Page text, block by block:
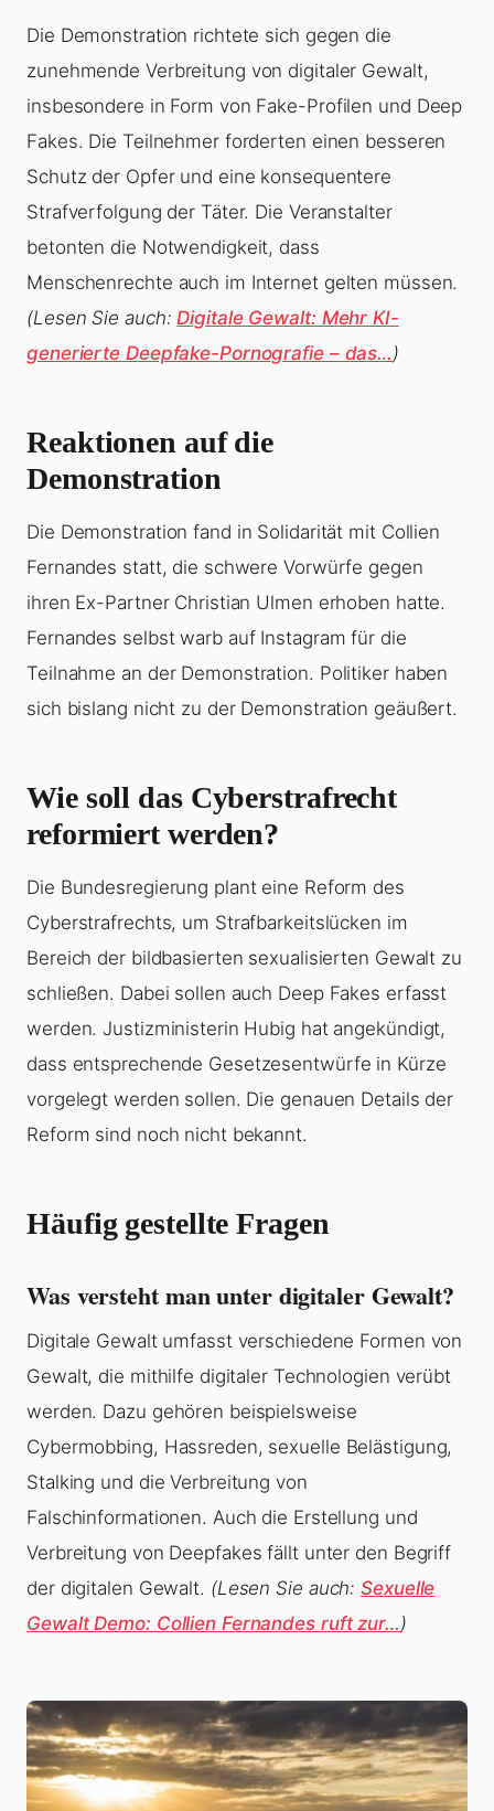
Die Demonstration richtete sich gegen die
zunehmende Verbreitung von digitaler Gewalt,
insbesondere in Form von Fake-Profilen und Deep
Fakes. Die Teilnehmer forderten einen besseren
Schutz der Opfer und eine konsequentere
Strafverfolgung der Täter. Die Veranstalter
betonten die Notwendigkeit, dass
Menschenrechte auch im Internet gelten müssen.
(Lesen Sie auch:Digitale Gewalt: Mehr KI-
generierte Deepfake-Pornografie – das… )
Reaktionen auf die
Demonstration
Die Demonstration fand in Solidarität mit Collien
Fernandes statt, die schwere Vorwürfe gegen
ihren Ex-Partner Christian Ulmen erhoben hatte.
Fernandes selbst warb auf Instagram für die
Teilnahme an der Demonstration. Politiker haben
sich bislang nicht zu der Demonstration geäußert.
Wie soll das Cyberstrafrecht
reformiert werden?
Die Bundesregierung plant eine Reform des
Cyberstrafrechts, um Strafbarkeitslücken im
Bereich der bildbasierten sexualisierten Gewalt zu
schließen. Dabei sollen auch Deep Fakes erfasst
werden. Justizministerin Hubig hat angekündigt,
dass entsprechende Gesetzesentwürfe in Kürze
vorgelegt werden sollen. Die genauen Details der
Reform sind noch nicht bekannt.
Häufig gestellte Fragen
Was versteht man unter digitaler Gewalt?
Digitale Gewalt umfasst verschiedene Formen von
Gewalt, die mithilfe digitaler Technologien verübt
werden. Dazu gehören beispielsweise
Cybermobbing, Hassreden, sexuelle Belästigung,
Stalking und die Verbreitung von
Falschinformationen. Auch die Erstellung und
Verbreitung von Deepfakes fällt unter den Begriff
der digitalen Gewalt. (Lesen Sie auch:Sexuelle
Gewalt Demo: Collien Fernandes ruft zur… )